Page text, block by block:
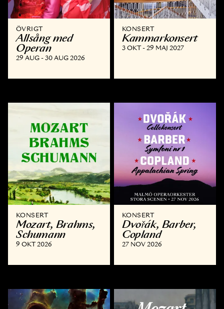
ÖVRIGT
Allsång med
Operan
29 AUG - 30 AUG 2026
KONSERT
Kammar­konsert
3 OKT - 29 MAJ 2027
KONSERT
Mozart, Brahms,
Schumann
9 OKT 2026
KONSERT
Dvořák, Barber,
Copland
27 NOV 2026